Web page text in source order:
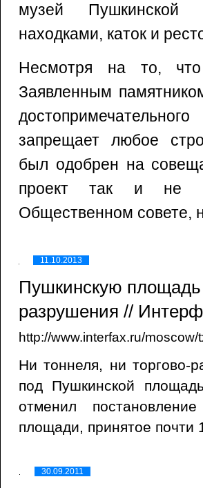
музей Пушкинской
находками, каток и
Несмотря на то, что
Заявленным
запрещает любое
был одобрен на
проект так и не
Общественном совете,
11.10.2013
Пушкинскую площадь
разрушения //
http://www.interfax.ru/
Ни тоннеля, ни торгово-
под Пушкинской
отменил
площади, принятое почти
30.09.2011